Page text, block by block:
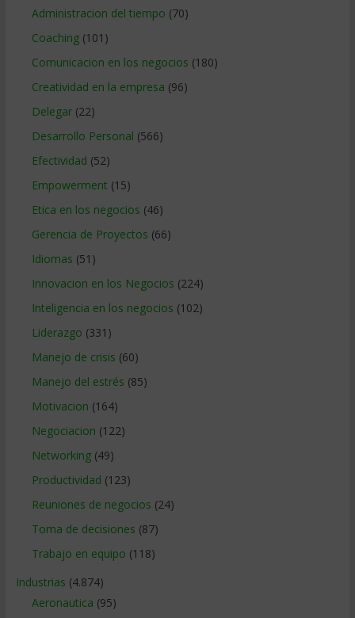
Administracion del tiempo (70)
Coaching(101)
Comunicacion en los negocios (180)
Creatividad en la empresa (96)
Delegar(22)
Desarrollo Personal (566)
Efectividad (52)
Empowerment (15)
Etica en los negocios (46)
Gerencia de Proyectos (66)
Idiomas (51)
Innovacion en los Negocios (224)
Inteligencia en los negocios (102)
Liderazgo (331)
Manejo de crisis (60)
Manejo del estrés (85)
Motivacion (164)
Negociacion (122)
Networking(49)
Productividad (123)
Reuniones de negocios (24)
Toma de decisiones (87)
Trabajo en equipo (118)
Industrias (4.874)
Aeronautica (95)